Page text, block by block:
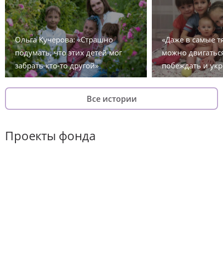
Ольга Кучерова: «Страшно
подумать, что этих детей мог
забрать кто-то другой»
«Даже в самые
можно
побеждать и
Все истории
Проекты фонда